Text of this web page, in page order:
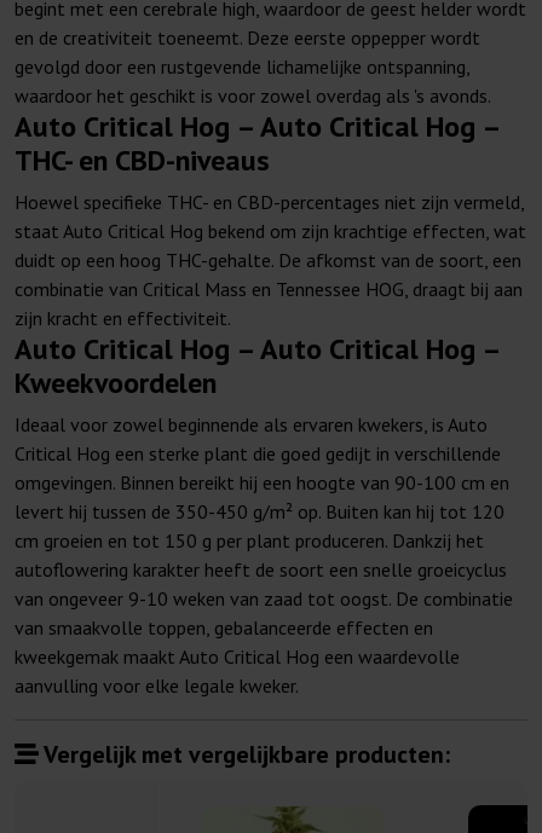
begint met een cerebrale high, waardoor de geest helder wordt
en de creativiteit toeneemt. Deze eerste oppepper wordt
gevolgd door een rustgevende lichamelijke ontspanning,
waardoor het geschikt is voor zowel overdag als 's avonds.
Auto Critical Hog – Auto Critical Hog –
THC- en CBD-niveaus
Hoewel specifieke THC- en CBD-percentages niet zijn vermeld,
staat Auto Critical Hog bekend om zijn krachtige effecten, wat
duidt op een hoog THC-gehalte. De afkomst van de soort, een
combinatie van Critical Mass en Tennessee HOG, draagt bij aan
zijn kracht en effectiviteit.
Auto Critical Hog – Auto Critical Hog –
Kweekvoordelen
Ideaal voor zowel beginnende als ervaren kwekers, is Auto
Critical Hog een sterke plant die goed gedijt in verschillende
omgevingen. Binnen bereikt hij een hoogte van 90-100 cm en
levert hij tussen de 350-450 g/m² op. Buiten kan hij tot 120
cm groeien en tot 150 g per plant produceren. Dankzij het
autoflowering karakter heeft de soort een snelle groeicyclus
van ongeveer 9-10 weken van zaad tot oogst. De combinatie
van smaakvolle toppen, gebalanceerde effecten en
kweekgemak maakt Auto Critical Hog een waardevolle
aanvulling voor elke legale kweker.
Vergelijk met vergelijkbare producten: